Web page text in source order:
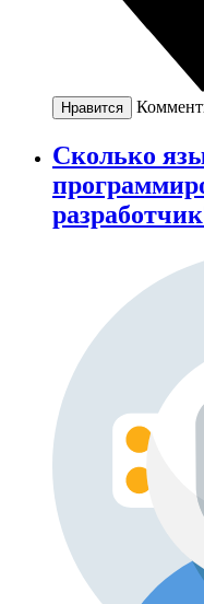
Нравится
Сколько